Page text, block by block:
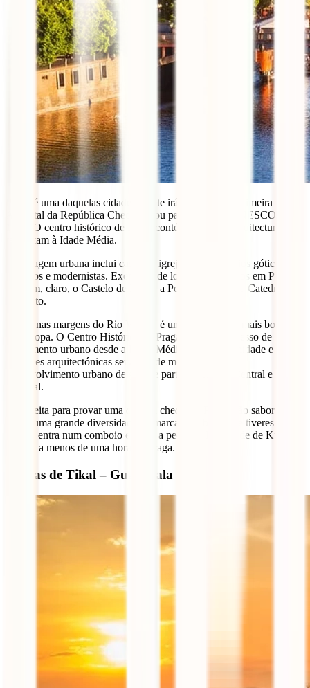
Praga é uma daquelas cidades que te irá conquistar à primeira vista.
A capital da República Checa entrou para a lista da UNESCO em
1992. O centro histórico de Praga contém cultura e arquitectura que
remontam à Idade Média.
A paisagem urbana inclui castelos, igrejas entre edifícios góticos,
barrocos e modernistas. Exemplos de locais obrigatórios em Praga
incluem, claro, o Castelo de Praga, a Ponte Carlos ou a Catedral de
São Vito.
Praga, nas margens do Rio Vltava, é uma das cidades mais bonitas
da Europa. O Centro Histórico de Praga ilustra o processo de
crescimento urbano desde a Idade Média até à modernidade e as
tradições arquitectónicas serviram de modelo para o
desenvolvimento urbano de grande parte da Europa Central e
Oriental.
Aproveita para provar uma cerveja checa em Praga, são saborosas e
existe uma grande diversidade de marcas e sabores. Se tiveres
tempo, entra num comboio e visita a pequena localidade de Kutná-
Hora – a menos de uma hora de Praga.
Ruínas de Tikal – Guatemala